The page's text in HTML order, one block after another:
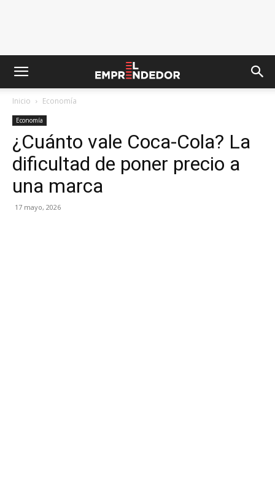
Inicio Economía
Economía
¿Cuánto vale Coca-Cola? La
dificultad de poner precio a
una marca
17 mayo, 2026